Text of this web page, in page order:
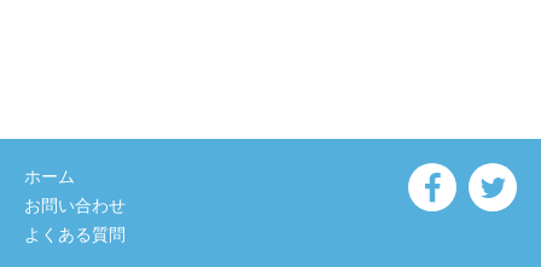
ホーム
お問い合わせ
よくある質問